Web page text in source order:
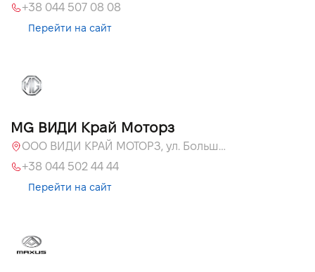
+38 044 507 08 08
Перейти на сайт
MG ВИДИ Край Моторз
ООО ВИДИ КРАЙ МОТОРЗ, ул. Большая Кольцевая, 60а
+38 044 502 44 44
Перейти на сайт